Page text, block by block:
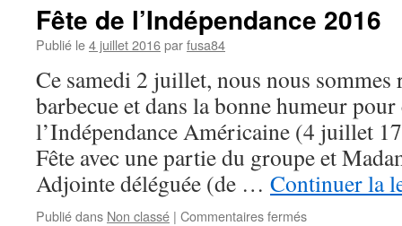
Fête de l’Indépendance 2016
Publié le4 juillet 2016parfusa84
Ce samedi 2 juillet, nous nous sommes
barbecue et dans la bonne humeur
l’Indépendance Américaine (4 juillet
Fête avec une partie du groupe et
Adjointe déléguée (de … Continuer la
Publié dans Non classé | Commentaires ferméssur